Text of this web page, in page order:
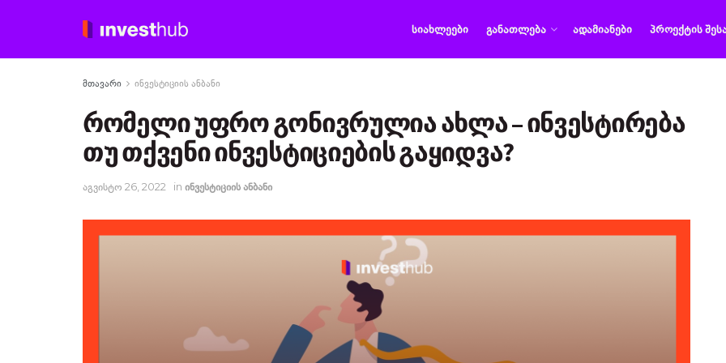
ᲡᲘᲐᲮᲚᲔᲔᲑᲘ ᲒᲐᲜᲐᲗᲚᲔᲑᲐ ᲐᲓᲐᲛᲘᲐᲜᲔᲑᲘ ᲞᲠᲝᲔᲥᲢᲘᲡ
მთავარი ინვესტიციის ანბანი
რომელი უფრო გონივრულია ახლა – ინვესტირება
თუ თქვენი ინვესტიციების გაყიდვა?
აგვისტო 26, 2022 in ინვესტიციის ანბანი